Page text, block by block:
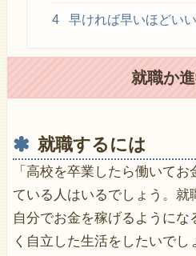
4 早ければ早いほどいい
就職か
就職するには
「高校を卒業したら働いて
ている人はいるでしょう。就
自分でお金を稼げるように
く自立した生活をしたいで